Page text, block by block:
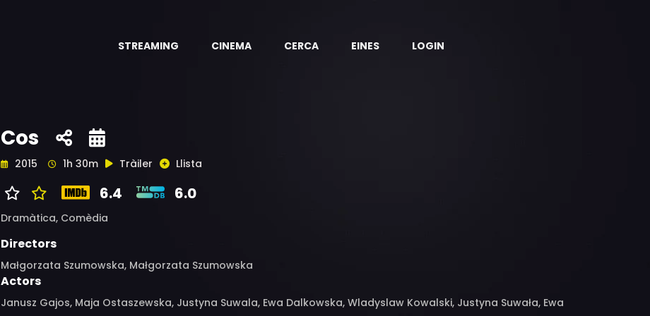
STREAMING CINEMA CERCA EINES LOGIN
Cos
2015 1h 30m Tràiler Llista
6.4 6.0
Dramàtica, Comèdia
Directors
Małgorzata Szumowska, Małgorzata Szumowska
Actors
Janusz Gajos, Maja Ostaszewska, Justyna Suwala, Ewa Dalkowska, Wladyslaw Kowalski, Justyna Suwała, Ewa